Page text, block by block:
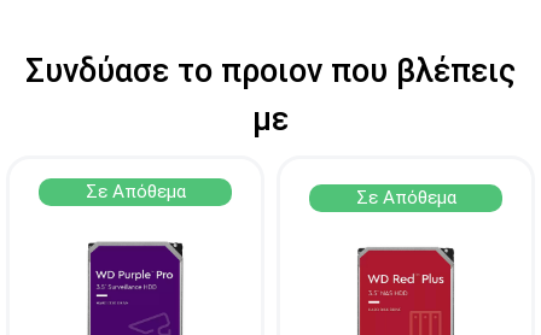
Συνδύασε το προιον που βλέπεις
με
Σε Απόθεμα Σε Απόθεμα